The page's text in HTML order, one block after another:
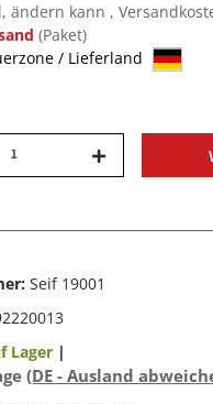
ändern kann ,
(Paket)
/ Lieferland
Seif 19001
Lager |
(DE - Ausland